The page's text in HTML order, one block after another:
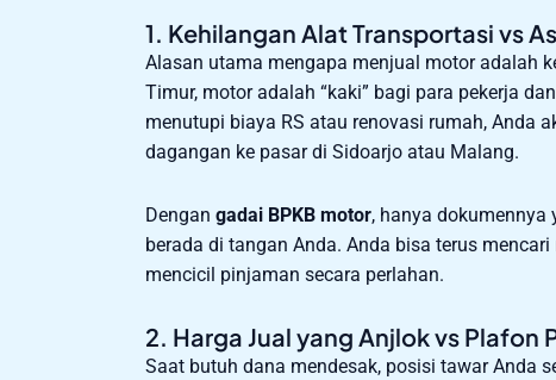
1. Kehilangan Alat Transportasi vs
Alasan utama mengapa menjual motor adalah
Timur, motor adalah “kaki” bagi para pekerja
menutupi biaya RS atau renovasi rumah, Anda
dagangan ke pasar di Sidoarjo atau Malang.
Dengan gadai BPKB motor, hanya
berada di tangan Anda. Anda bisa terus
mencicil pinjaman secara perlahan.
2. Harga Jual yang Anjlok vs Plafon
Saat butuh dana mendesak, posisi tawar Anda